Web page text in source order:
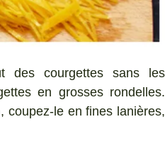
des courgettes sans les
en grosses rondelles.
coupez-le en fines lanières,